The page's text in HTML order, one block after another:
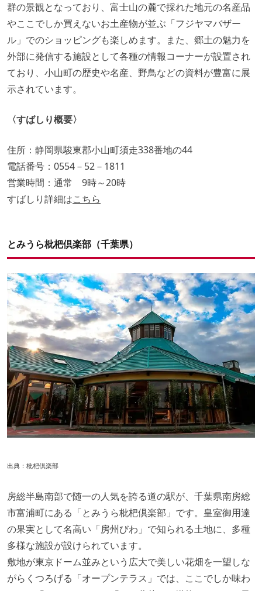
群の景観となっており、富士山の麓で採れた地元の名産品
やここでしか買えないお土産物が並ぶ「フジヤマバザー
ル」でのショッピングも楽しめます。また、郷土の魅力を
外部に発信する施設として各種の情報コーナーが設置され
ており、小山町の歴史や名産、野鳥などの資料が豊富に展
示されています。
〈すばしり概要〉
住所：静岡県駿東郡小山町須走338番地の44
電話番号：0554－52－1811
営業時間：通常 9時～20時
すばしり詳細はこちら
とみうら枇杷倶楽部（千葉県）
出典： 枇杷倶楽部
房総半島南部で随一の人気を誇る道の駅が、千葉県南房総
市富浦町にある「とみうら枇杷倶楽部」です。皇室御用達
の果実として名高い「房州びわ」で知られる土地に、多種
多様な施設が設けられています。
敷地が東京ドーム並みという広大で美しい花畑を一望しな
がらくつろげる「オープンテラス」では、ここでしか味わ